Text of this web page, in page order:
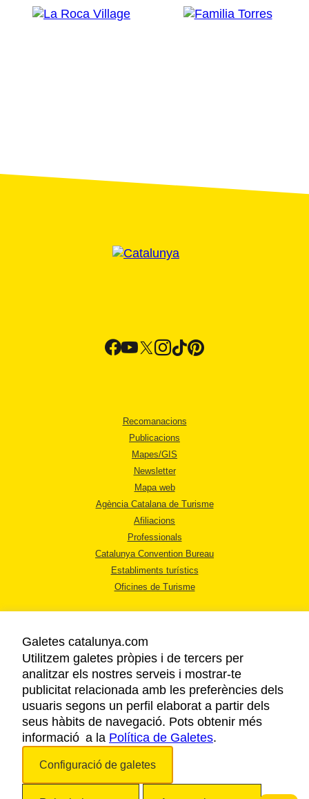
Recomanacions
Publicacions
Mapes/GIS
Newsletter
Mapa web
Agència Catalana de Turisme
Afiliacions
Professionals
Catalunya Convention Bureau
Establiments turístics
Oficines de Turisme
AVÍS LEGAL
POLÍTICA DE PRIVACITAT
COOKIES
ACCESSIBILITAT
Galetes catalunya.com
Utilitzem galetes pròpies i de tercers per
analitzar els nostres serveis i mostrar-te
publicitat relacionada amb les preferències dels
usuaris segons un perfil elaborat a partir dels
seus hàbits de navegació. Pots obtenir més
informació a la Política de Galetes.
Configuració de galetes